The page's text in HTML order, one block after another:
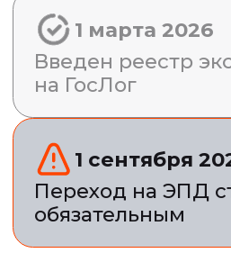
Зная только
теорию,
невозможно
подготовиться
к переходу —
системе пока
не хватает
практики